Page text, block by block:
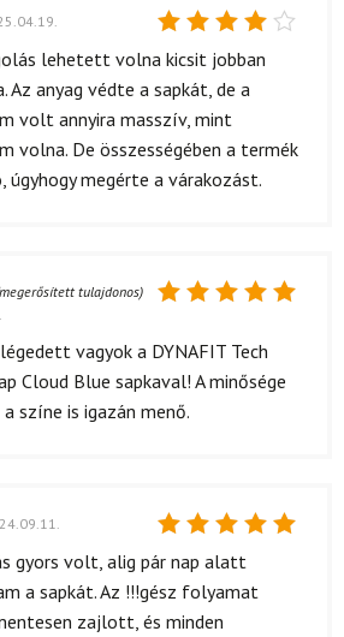
Értékelés:
/ 5
lehetett volna kicsit jobban
Az anyag védte a sapkát, de a
volt annyira masszív, mint
volna. De összességében a termék
úgyhogy megérte a várakozást.
5/ 5
tulajdonos)
vagyok a DYNAFIT Tech
Cloud Blue sapkaval! A minősége
a színe is igazán menő.
Értékelés:
/ 5
gyors volt, alig pár nap alatt
a sapkát. Az !!!gész folyamat
zajlott, és minden